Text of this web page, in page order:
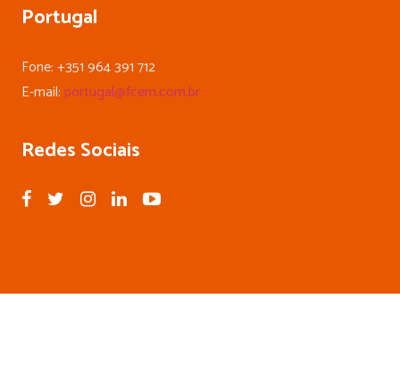
Portugal
Fone: +351 964 391 712
E-mail: portugal@fcem.com.br
Redes Sociais